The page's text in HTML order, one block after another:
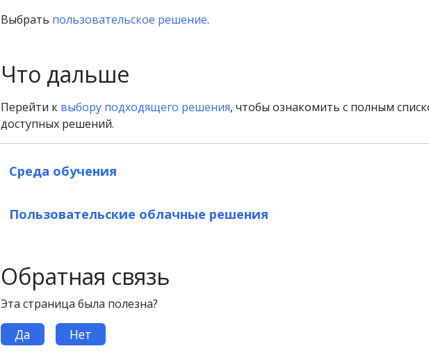
Выбрать пользовательское решение.
Что дальше
Перейти к выбору подходящего решения, чтобы ознакомить с полным
доступных решений.
Среда обучения
Пользовательские облачные решения
Обратная связь
Эта страница была полезна?
Да Нет